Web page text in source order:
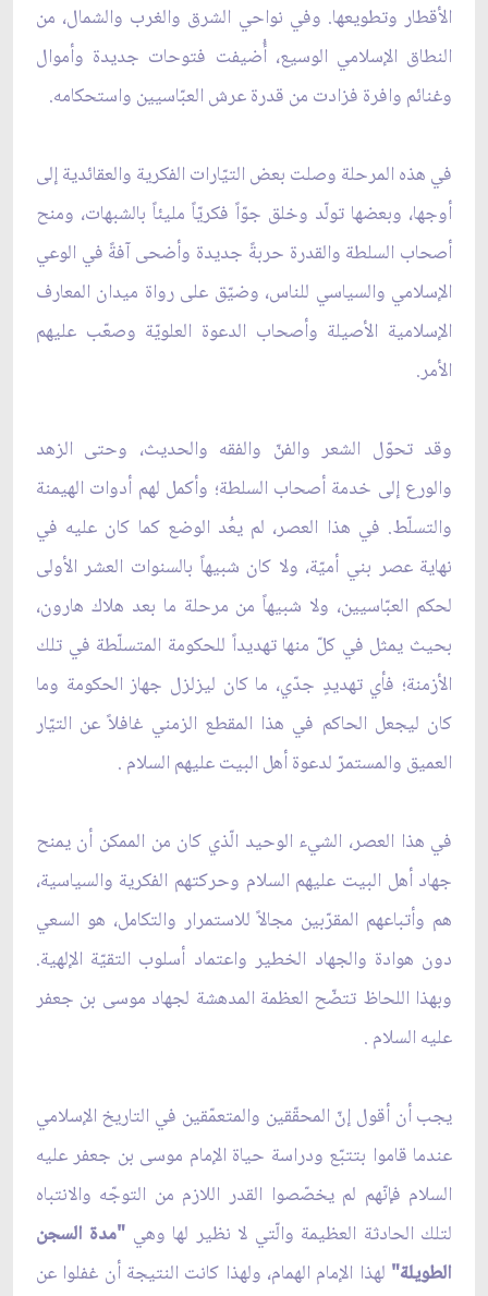
الأقطار وتطويعها. وفي نواحي الشرق والغرب والشمال، من
النطاق الإسلامي الوسيع، أُضيفت فتوحات جديدة وأموال
وغنائم وافرة فزادت من قدرة عرش العبّاسيين واستحكامه.
في هذه المرحلة وصلت بعض التيّارات الفكرية والعقائدية إلى
أوجها، وبعضها تولّد وخلق جوّاً فكريّاً مليئاً بالشبهات، ومنح
أصحاب السلطة والقدرة حربةً جديدة وأضحى آفةً في الوعي
الإسلامي والسياسي للناس، وضيّق على رواة ميدان المعارف
الإسلامية الأصيلة وأصحاب الدعوة العلويّة وصعّب عليهم
الأمر.
وقد تحوّل الشعر والفنّ والفقه والحديث، وحتى الزهد
والورع إلى خدمة أصحاب السلطة؛ وأكمل لهم أدوات الهيمنة
والتسلّط. في هذا العصر، لم يعُد الوضع كما كان عليه في
نهاية عصر بني أميّة، ولا كان شبيهاً بالسنوات العشر الأولى
لحكم العبّاسيين، ولا شبيهاً من مرحلة ما بعد هلاك هارون،
بحيث يمثل في كلّ منها تهديداً للحكومة المتسلّطة في تلك
الأزمنة؛ فأي تهديدٍ جدّي، ما كان ليزلزل جهاز الحكومة وما
كان ليجعل الحاكم في هذا المقطع الزمني غافلاً عن التيّار
العميق والمستمرّ لدعوة أهل البيت عليهم السلام .
في هذا العصر، الشيء الوحيد الّذي كان من الممكن أن يمنح
جهاد أهل البيت عليهم السلام وحركتهم الفكرية والسياسية،
هم وأتباعهم المقرّبين مجالاً للاستمرار والتكامل، هو السعي
دون هوادة والجهاد الخطير واعتماد أسلوب التقيّة الإلهية.
وبهذا اللحاظ تتضّح العظمة المدهشة لجهاد موسى بن جعفر
عليه السلام .
يجب أن أقول إنّ المحقّقين والمتعمّقين في التاريخ الإسلامي
عندما قاموا بتتبّع ودراسة حياة الإمام موسى بن جعفر عليه
السلام فإنّهم لم يخصّصوا القدر اللازم من التوجّه والانتباه
لتلك الحادثة العظيمة والّتي لا نظير لها وهي "مدة السجن
الطويلة" لهذا الإمام الهمام، ولهذا كانت النتيجة أن غفلوا عن